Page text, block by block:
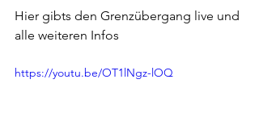
Hier gibts den Grenzübergang live und
alle weiteren Infos
https://youtu.be/OT1lNgz-lOQ